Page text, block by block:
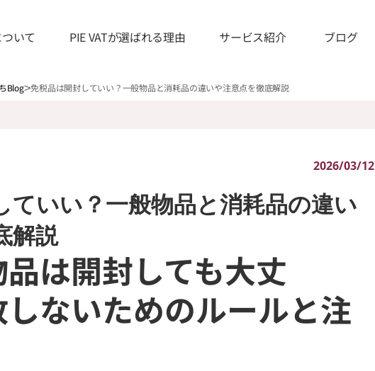
いて PIE VATが選ばれる理由 サービス紹介 ブログ
Blog>免税品は開封していい？一般物品と消耗品の違いや注意点を徹底解説
2026/03/12
ていい？一般物品と消耗品の違い
解説
は開封しても大丈
ないためのルールと注